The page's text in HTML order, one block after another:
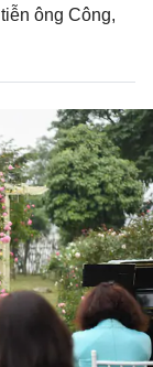
ông Công,